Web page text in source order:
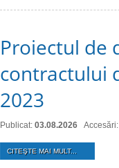
Proiectul de
contractului
2023
Publicat: 03.08.2026
CITEŞTE MAI MULT...